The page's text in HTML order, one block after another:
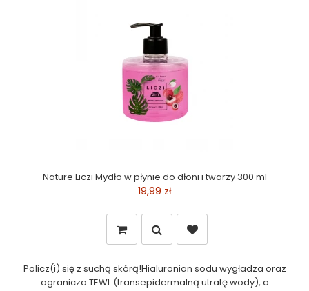
Nature Liczi Mydło w płynie do dłoni i twarzy 300 ml
19,99 zł
Policz(i) się z suchą skórą!Hialuronian sodu wygładza oraz
ogranicza TEWL (transepidermalną utratę wody), a